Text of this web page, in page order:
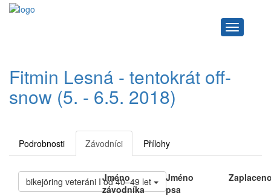
Navigace
Fitmin Lesná - tentokrát off-
snow (5. - 6.5. 2018)
Podrobnosti Závodníci Přílohy
bikejöring veteráni I od 40–49 let
Jméno
závodníka
Jméno
psa